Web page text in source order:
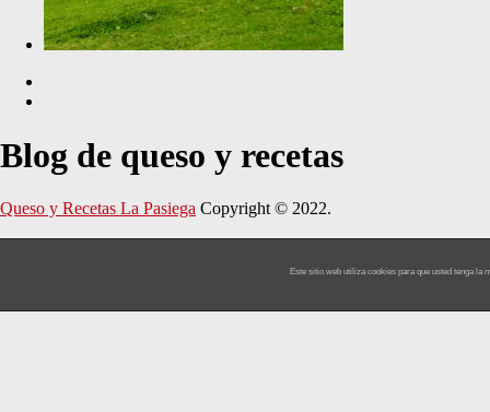
Blog de queso y recetas
Queso y Recetas La Pasiega Copyright © 2022.
Este sitio web utiliza cookies para que usted tenga la